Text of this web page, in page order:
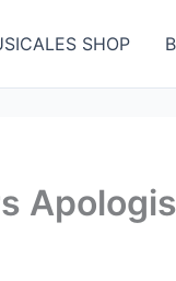
SHOP